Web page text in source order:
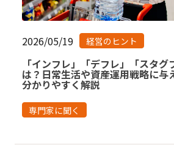
2026/05/19 経営のヒント
「インフレ」「デフレ」「スタ
は？日常生活や資産運用戦略に与
分かりやすく解説
専門家に聞く